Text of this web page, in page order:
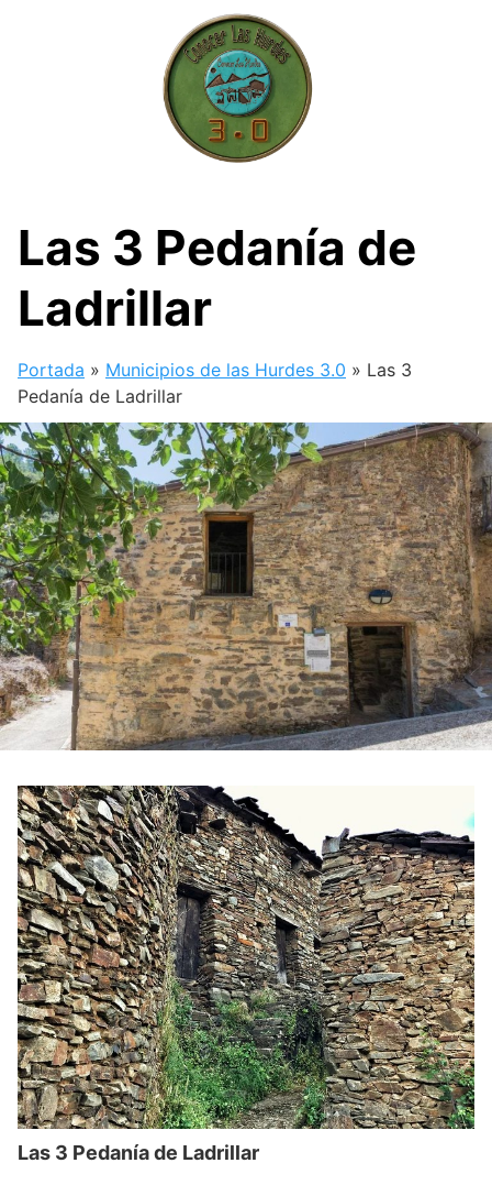
Las 3 Pedanía de
Ladrillar
Portada » Municipios de las Hurdes 3.0 » Las 3
Pedanía de Ladrillar
Las 3 Pedanía de Ladrillar